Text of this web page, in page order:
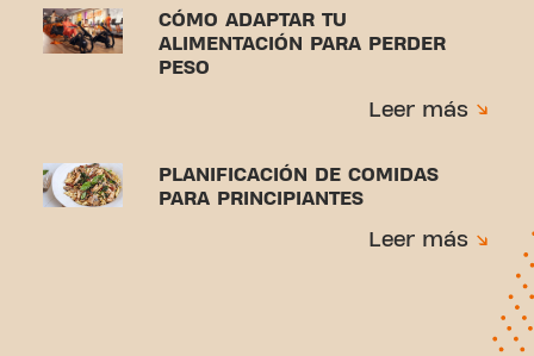
CÓMO ADAPTAR TU
ALIMENTACIÓN PARA PERDER
PESO
Leer más
PLANIFICACIÓN DE COMIDAS
PARA PRINCIPIANTES
Leer más